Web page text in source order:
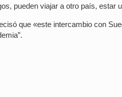
pueden viajar a otro país, estar
que «este intercambio con